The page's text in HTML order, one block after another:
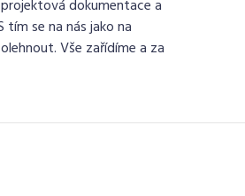
dokumentace a
tím se na nás jako na
Vše zařídíme a za